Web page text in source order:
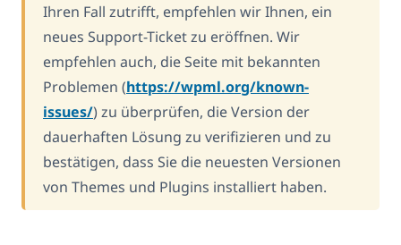
Ihren Fall zutrifft, empfehlen wir Ihnen, ein
neues Support-Ticket zu eröffnen. Wir
empfehlen auch, die Seite mit bekannten
Problemen (https://wpml.org/known-
issues/) zu überprüfen, die Version der
dauerhaften Lösung zu verifizieren und zu
bestätigen, dass Sie die neuesten Versionen
von Themes und Plugins installiert haben.